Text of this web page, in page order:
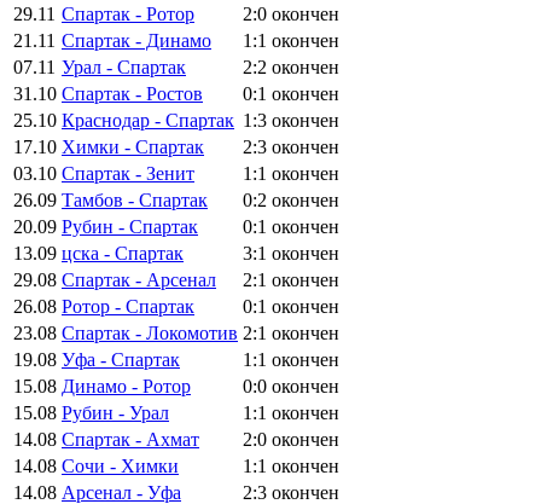
29.11 Спартак - Ротор 2:0 окончен
21.11 Спартак - Динамо 1:1 окончен
07.11 Урал - Спартак 2:2 окончен
31.10 Спартак - Ростов 0:1 окончен
25.10 Краснодар - Спартак 1:3 окончен
17.10 Химки - Спартак 2:3 окончен
03.10 Спартак - Зенит 1:1 окончен
26.09 Тамбов - Спартак 0:2 окончен
20.09 Рубин - Спартак 0:1 окончен
13.09 цска - Спартак 3:1 окончен
29.08 Спартак - Арсенал 2:1 окончен
26.08 Ротор - Спартак 0:1 окончен
23.08 Спартак - Локомотив 2:1 окончен
19.08 Уфа - Спартак 1:1 окончен
15.08 Динамо - Ротор 0:0 окончен
15.08 Рубин - Урал 1:1 окончен
14.08 Спартак - Ахмат 2:0 окончен
14.08 Сочи - Химки 1:1 окончен
14.08 Арсенал - Уфа 2:3 окончен